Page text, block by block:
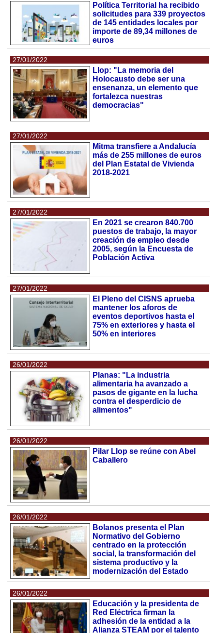
Política Territorial ha recibido
solicitudes para 339 proyectos
de 145 entidades locales por
importe de 89,34 millones de
euros
27/01/2022
Llop: "La memoria del
Holocausto debe ser una
ensenanza, un elemento que
fortalezca nuestras
democracias"
27/01/2022
Mitma transfiere a Andalucía
más de 255 millones de euros
del Plan Estatal de Vivienda
2018-2021
27/01/2022
En 2021 se crearon 840.700
puestos de trabajo, la mayor
creación de empleo desde
2005, según la Encuesta de
Población Activa
27/01/2022
El Pleno del CISNS aprueba
mantener los aforos de
eventos deportivos hasta el
75% en exteriores y hasta el
50% en interiores
26/01/2022
Planas: "La industria
alimentaria ha avanzado a
pasos de gigante en la lucha
contra el desperdicio de
alimentos"
26/01/2022
Pilar Llop se reúne con Abel
Caballero
26/01/2022
Bolanos presenta el Plan
Normativo del Gobierno
centrado en la protección
social, la transformación del
sistema productivo y la
modernización del Estado
26/01/2022
Educación y la presidenta de
Red Eléctrica firman la
adhesión de la entidad a la
Alianza STEAM por el talento